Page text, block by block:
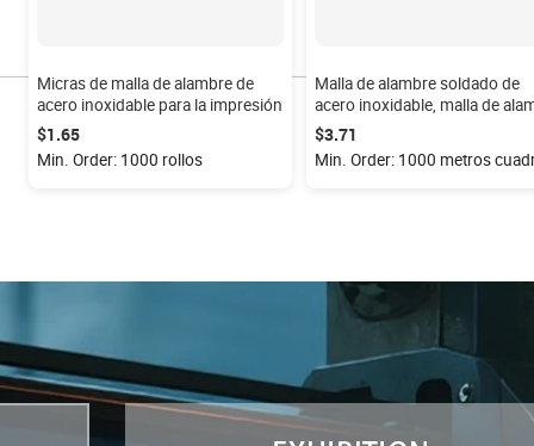
Micras de malla de alambre de
acero inoxidable para la impresión
$1.65
Min. Order: 1000 rollos
Malla de alambre soldado de
acero inoxidable, malla de
soldado galvanizado
$3.71